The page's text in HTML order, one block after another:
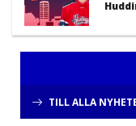
TILL ALLA